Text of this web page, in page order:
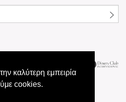
καλύτερη εμπειρία
cookies.